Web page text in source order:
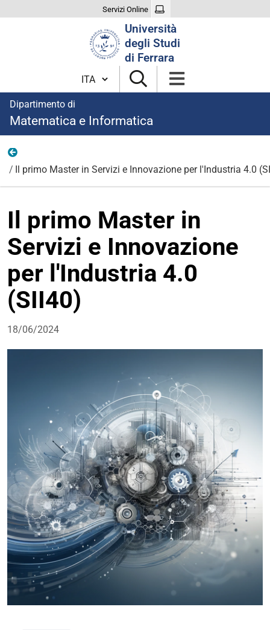
Servizi Online
Università
degli Studi
di Ferrara
Cambia lingua
Dipartimento di
Matematica e Informatica
Il primo Master in Servizi e Innovazione per l'Industria 4.0
Il primo Master in
Servizi e Innovazione
per l'Industria 4.0
(SII40)
18/06/2024